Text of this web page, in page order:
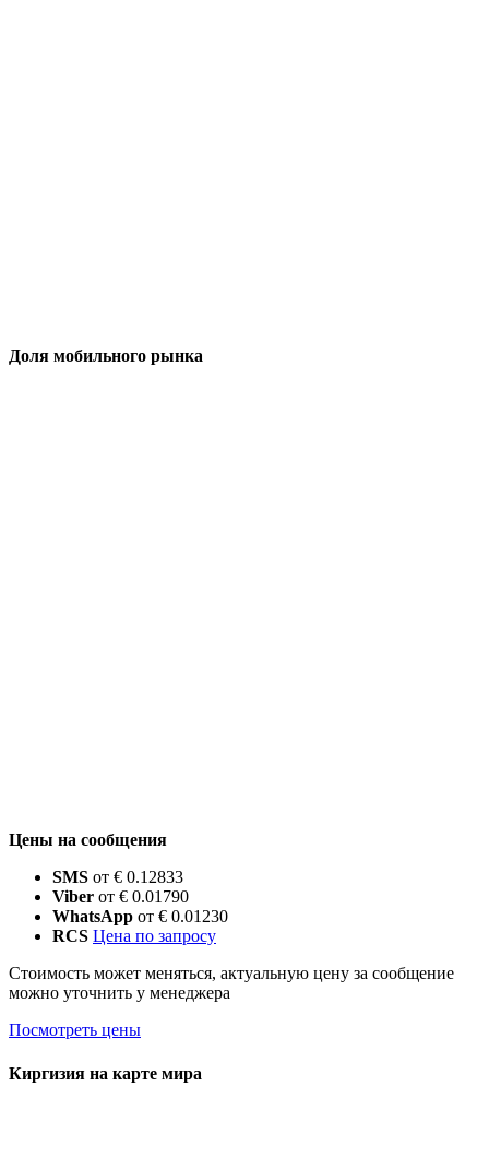
Доля мобильного рынка
Цены на сообщения
SMS от € 0.12833
Viber от € 0.01790
WhatsApp от € 0.01230
RCS Цена по запросу
Стоимость может меняться, актуальную цену за сообщение
можно уточнить у менеджера
Посмотреть цены
Киргизия на карте мира